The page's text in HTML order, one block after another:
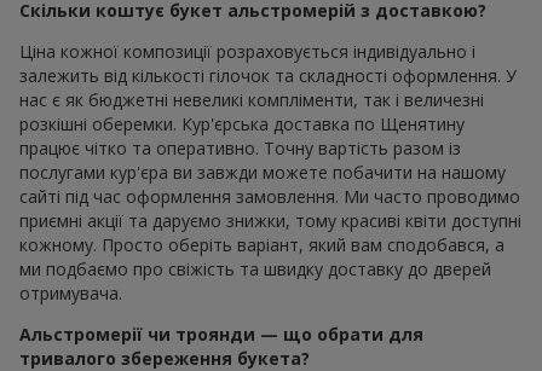
Скільки коштує букет альстромерій з доставкою?
Ціна кожної композиції розраховується індивідуально і
залежить від кількості гілочок та складності оформлення. У
нас є як бюджетні невеликі компліменти, так і величезні
розкішні оберемки. Кур'єрська доставка по Щенятину
працює чітко та оперативно. Точну вартість разом із
послугами кур'єра ви завжди можете побачити на нашому
сайті під час оформлення замовлення. Ми часто проводимо
приємні акції та даруємо знижки, тому красиві квіти доступні
кожному. Просто оберіть варіант, який вам сподобався, а
ми подбаємо про свіжість та швидку доставку до дверей
отримувача.
Альстромерії чи троянди — що обрати для
тривалого збереження букета?